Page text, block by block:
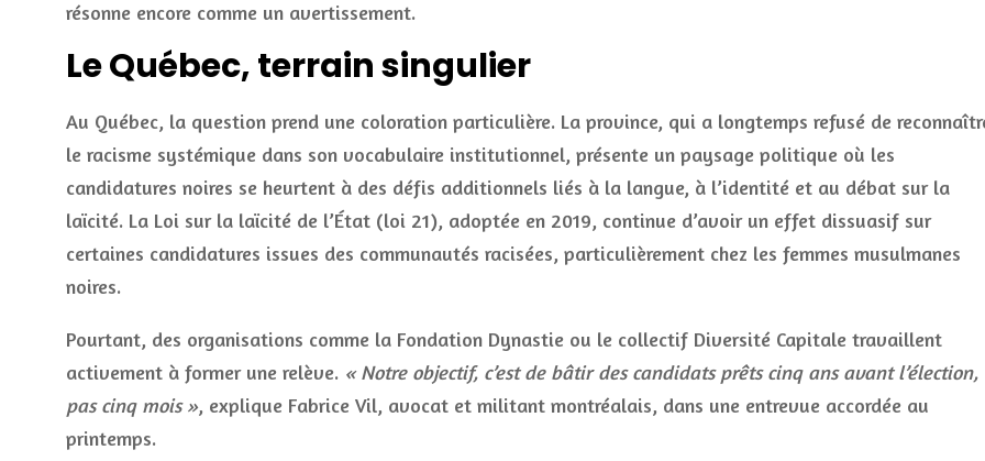
résonne encore comme un avertissement.
Le Québec, terrain singulier
Au Québec, la question prend une coloration particulière. La province, qui a longtemps refusé de
le racisme systémique dans son vocabulaire institutionnel, présente un paysage politique où les
candidatures noires se heurtent à des défis additionnels liés à la langue, à l’identité et au débat sur la
laïcité. La Loi sur la laïcité de l’État (loi 21), adoptée en 2019, continue d’avoir un effet dissuasif sur
certaines candidatures issues des communautés racisées, particulièrement chez les femmes musulmanes
noires.
Pourtant, des organisations comme la Fondation Dynastie ou le collectif Diversité Capitale travaillent
activement à former une relève. « Notre objectif, c’est de bâtir des candidats prêts cinq ans avant l’élection,
pas cinq mois », explique Fabrice Vil, avocat et militant montréalais, dans une entrevue accordée au
printemps.